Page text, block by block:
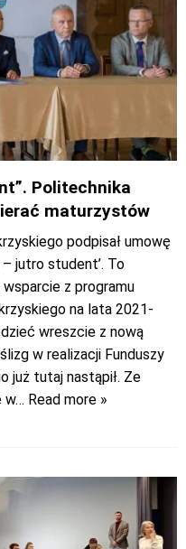
Politechnika
maturzystów
podpisał umowę
jutro student’. To
z programu
na lata 2021-
wreszcie z nową
w realizacji Funduszy
już tutaj nastąpił. Ze
w… Read more »